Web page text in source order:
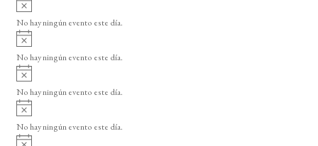
o
v
i
o
No hay ningún evento este día.
A
v
i
o
No hay ningún evento este día.
A
v
i
o
No hay ningún evento este día.
A
v
i
No hay ningún evento este día.
A